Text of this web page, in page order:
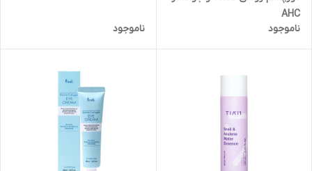
AHC
ناموجود
ناموجود